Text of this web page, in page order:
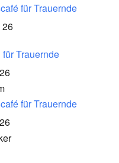
für Trauernde
26
Trauernde
für Trauernde